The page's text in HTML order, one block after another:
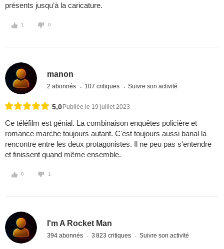
présents jusqu’à la caricature.
1 0
manon
2 abonnés 107 critiques Suivre son activité
5,0 Publiée le 19 juillet 2023
Ce téléfilm est génial. La combinaison enquêtes policière et
romance marche toujours autant. C'est toujours aussi banal la
rencontre entre les deux protagonistes. Il ne peu pas s'entendre
et finissent quand même ensemble.
0 1
I'm A Rocket Man
394 abonnés 3 823 critiques Suivre son activité